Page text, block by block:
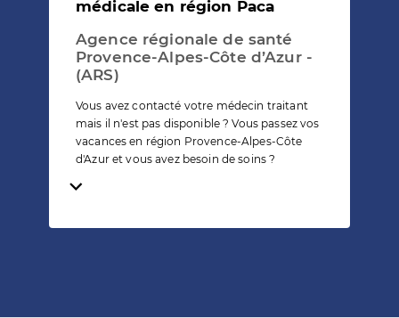
médicale en région Paca
Agence régionale de santé
Provence-Alpes-Côte d’Azur -
(ARS)
Vous avez contacté votre médecin traitant
mais il n'est pas disponible ? Vous passez vos
vacances en région Provence-Alpes-Côte
d'Azur et vous avez besoin de soins ?
Temps de lecture